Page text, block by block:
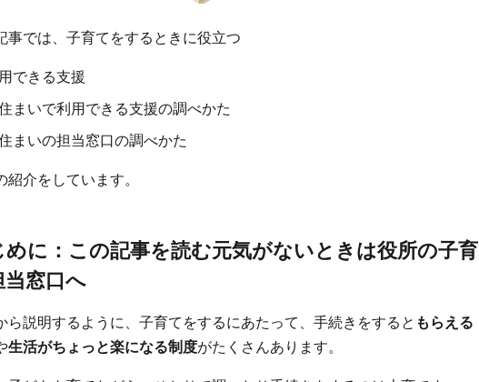
事では、子育てをするときに役立つ
できる支援
まいで利用できる支援の調べかた
まいの担当窓口の調べかた
紹介をしています。
めに：この記事を読む元気がないときは役所の子育
当窓口へ
ら説明するように、子育てをするにあたって、手続きをすると もらえる
生活がちょっと楽になる制度がたくさんあります。